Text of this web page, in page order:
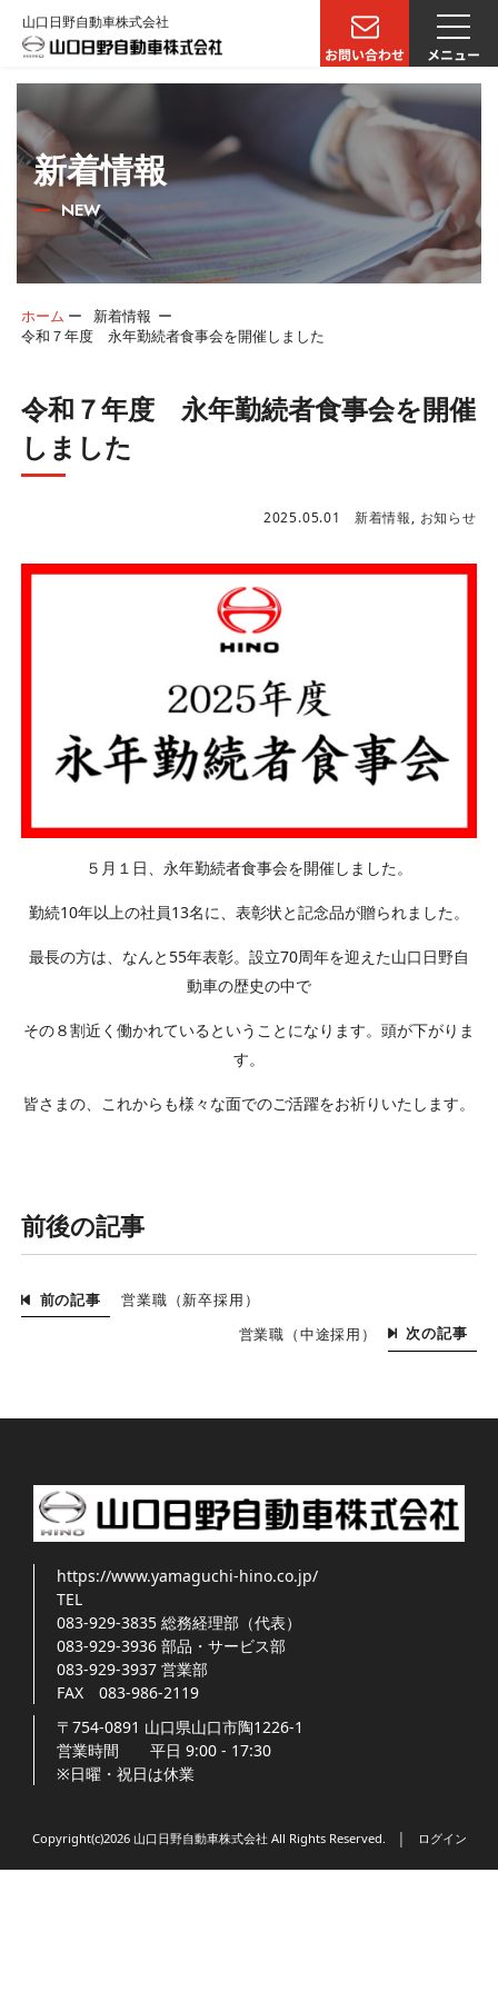
山口日野自動車株式会社
新着情報
NEW
ホーム ー 新着情報 ー
令和７年度 永年勤続者食事会を開催しました
令和７年度 永年勤続者食事会を開催
しました
2025.05.01 新着情報, お知らせ
５月１日、永年勤続者食事会を開催しました。
勤続10年以上の社員13名に、表彰状と記念品が贈られました。
最長の方は、なんと55年表彰。設立70周年を迎えた山口日野自
動車の歴史の中で
その８割近く働かれているということになります。頭が下がりま
す。
皆さまの、これからも様々な面でのご活躍をお祈りいたします。
前後の記事
前の記事
営業職（新卒採用）
次の記事
営業職（中途採用）
https://www.yamaguchi-hino.co.jp/
TEL
083-929-3835 総務経理部（代表）
083-929-3936 部品・サービス部
083-929-3937 営業部
FAX 083-986-2119
〒754-0891 山口県山口市陶1226-1
営業時間
平日 9:00 - 17:30
※日曜・祝日は休業
Copyright(c)2026 山口日野自動車株式会社 All Rights Reserved. │ ログイン